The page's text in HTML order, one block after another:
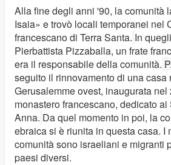
Alla fine degli anni '90, la comunità
Isaia» e trovò locali temporanei nel
francescano di Terra Santa. In
Pierbattista Pizzaballa, un frate
era il responsabile della comunità.
seguito il rinnovamento di una casa
Gerusalemme ovest, inaugurata
monastero francescano, dedicato
Anna. Da quel momento in poi, la
ebraica si è riunita in questa casa. I
comunità sono israeliani e migranti
paesi diversi.